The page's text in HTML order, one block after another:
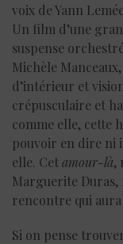
voix de Yann
Un film d’une
suspense
Michèle
d’intérieur et
crépusculaire et
comme elle, cette
pouvoir en dire ni
elle. Cet amour-là,
Marguerite Duras,
rencontre qui aura
Si on pense